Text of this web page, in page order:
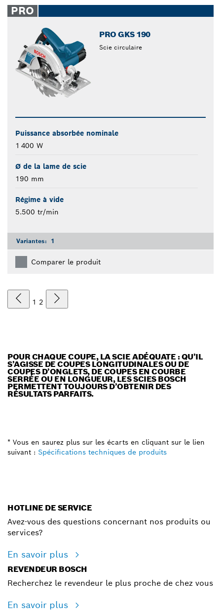
PRO
PRO GKS 190
Scie circulaire
Puissance absorbée nominale
1 400 W
Ø de la lame de scie
190 mm
Régime à vide
5.500 tr/min
Variantes: 1
Comparer le produit
1 2
POUR CHAQUE COUPE, LA SCIE ADÉQUATE : QU’IL
S’AGISSE DE COUPES LONGITUDINALES OU DE
COUPES D’ONGLETS, DE COUPES EN COURBE
SERRÉE OU EN LONGUEUR, LES SCIES BOSCH
PERMETTENT TOUJOURS D’OBTENIR DES
RÉSULTATS PARFAITS.
* Vous en saurez plus sur les écarts en cliquant sur le lien
suivant : Spécifications techniques de produits
HOTLINE DE SERVICE
Avez-vous des questions concernant nos produits ou
services?
En savoir plus
REVENDEUR BOSCH
Recherchez le revendeur le plus proche de chez vous
En savoir plus